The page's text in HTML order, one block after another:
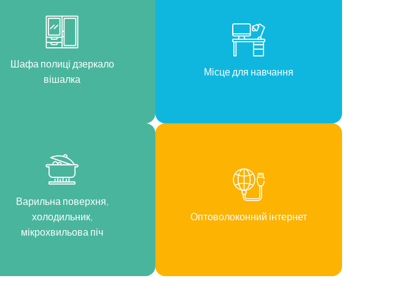
двомісний письмовий стіл і навісні полиці. Міні-кухня, обладнана
з душовою кабіною. Студія повністю мебльована та готова до